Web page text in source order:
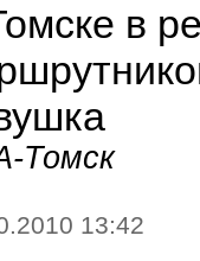
в
Томск
13:42